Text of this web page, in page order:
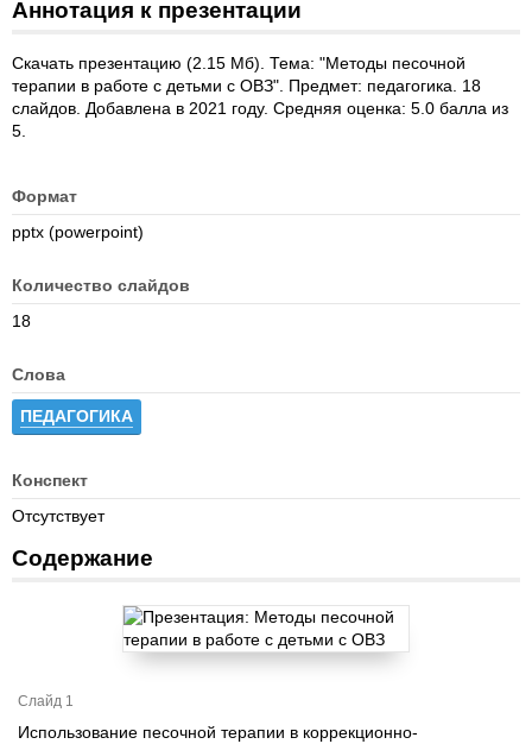
Аннотация к презентации
Скачать презентацию (2.15 Мб). Тема: "Методы песочной
терапии в работе с детьми с ОВЗ". Предмет: педагогика. 18
слайдов. Добавлена в 2021 году. Средняя оценка: 5.0 балла из
5.
Формат
pptx (powerpoint)
Количество слайдов
18
Слова
ПЕДАГОГИКА
Конспект
Отсутствует
Содержание
Слайд 1
Использование песочной терапии в коррекционно-